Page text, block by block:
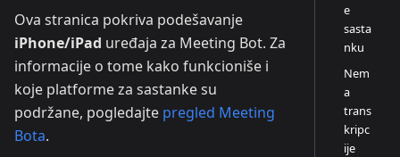
Ova stranica pokriva podešavanje
iPhone/iPad uređaja za Meeting Bot. Za
informacije o tome kako funkcioniše i
koje platforme za sastanke su
podržane, pogledajte pregled Meeting
Bota.
e
sasta
nku
Nem
a
trans
kripc
ije